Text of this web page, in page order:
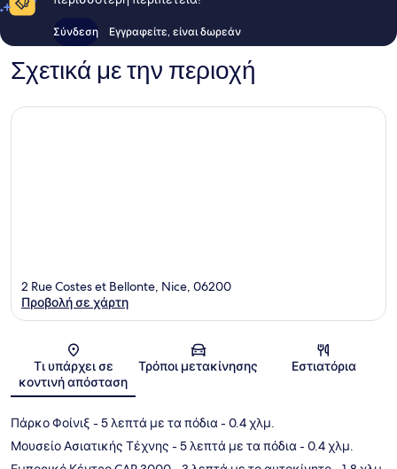
Σύνδεση Εγγραφείτε, είναι δωρεάν
Σχετικά με την περιοχή
Χάρτης
2 Rue Costes et Bellonte, Nice, 06200
Προβολή σε χάρτη
Τι υπάρχει σε
κοντινή απόσταση
Τρόποι μετακίνησης Εστιατόρια
Πάρκο Φοίνιξ - 5 λεπτά με τα πόδια- 0.4 χλμ.
Μουσείο Ασιατικής Τέχνης - 5 λεπτά με τα πόδια- 0.4 χλμ.